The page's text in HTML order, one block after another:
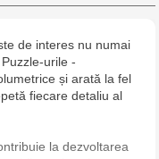
18
61/6
de interes nu numai
urile -
și arată la fel
fiecare detaliu al
la dezvoltarea